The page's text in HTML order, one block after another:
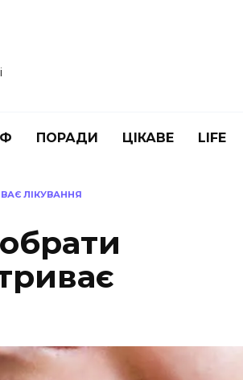
ПОРАДИ ЦІКАВЕ LIFE
ЛІКУВАННЯ